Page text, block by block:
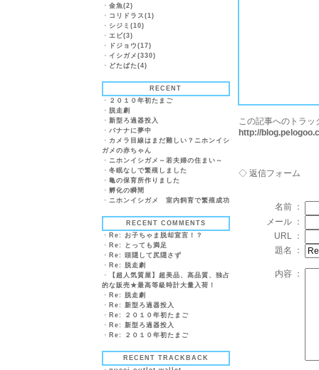
・ 金魚(2)
・ コリドラス(1)
・ シジミ(10)
・ エビ(3)
・
ドジョウ(17)
・ イシガメ(330)
・ どたばた(4)
RECENT
・ ２０１０年初たまご
・ 脱走劇
・ 新型ろ過器投入
・ バナナに夢中
・ カメラ目線はまだ難しい？ニホンイシ
ガメの赤ちゃん
・ ニホンイシガメ～若夫婦の住まい～
・ 冬眠なしで繁殖しました
・ 亀の保育所作りました
・ 孵化の瞬間
・ ニホンイシガメ 室内飼育で繁殖成功
RECENT COMMENTS
・ Re: お子ちゃま脱却宣言！？
・ Re: とっても満足
・ Re: 頭隠して尻隠さず
・ Re: 脱走劇
・
【超人気質屋】超美品、高品質、独占
的な販売★最高等級時計大量入荷！
・ Re: 脱走劇
・ Re: 新型ろ過器投入
・ Re: ２０１０年初たまご
・ Re: 新型ろ過器投入
・ Re: ２０１０年初たまご
RECENT TRACKBACK
この記事へのトラッ
http://
◇ 返信フォーム
名前 ：
メール ：
URL ：
題名 ：
内容 ：